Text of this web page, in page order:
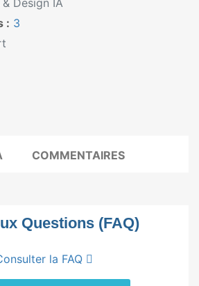
: 3
COMMENTAIRES
Questions (FAQ)
la FAQ